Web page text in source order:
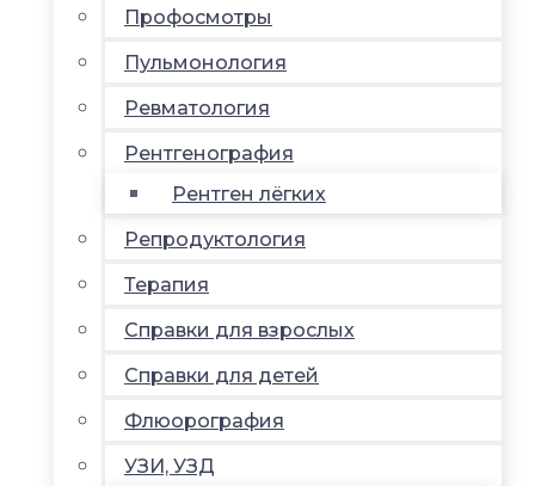
Профосмотры
Пульмонология
Ревматология
Рентгенография
Рентген лёгких
Репродуктология
Терапия
Справки для взрослых
Справки для детей
Флюорография
УЗИ, УЗД